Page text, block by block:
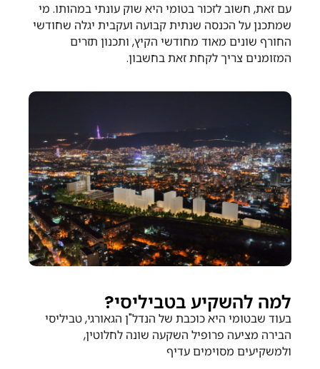
עם זאת, חשוב לזכור בטומי היא שוק עונתי במהותו. מי
שמתכנן על הכנסה שנתית קבועה ועקבית יגלה שחודשי
החורף שונים מאוד מחודשי הקיץ, ותכנון תזרים
המזומנים צריך לקחת זאת בחשבון.
למה להשקיע בטביליסי?
בעוד שבטומי היא כוכבת של הנדל"ן הגאורגי, טביליסי
הבירה מציעה פרופיל השקעה שונה לחלוטין,
ולמשקיעים מסוימים עדיף